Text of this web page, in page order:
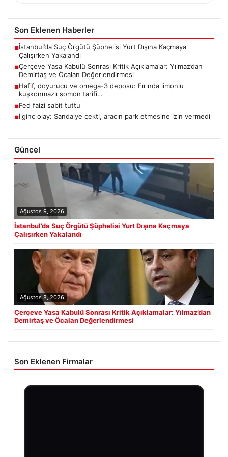
Son Eklenen Haberler
■İstanbul’da Suç Örgütü Şüphelisi Yurt Dışına Kaçmaya
Çalışırken Yakalandı
■Çerçeve Yasa Kabulü Sonrası Kritik Açıklamalar: Yılmaz’dan
Demirtaş ve Öcalan Değerlendirmesi
■Hafif, doyurucu ve omega-3 deposu: Fırında limonlu
kuşkonmazlı somon tarifi…
■Fed faizi sabit tuttu
■İlginç olay: Sandalye çekti, aracın park etmesine izin vermedi
Güncel
Ağustos 9, 2026
İstanbul’da Suç Örgütü Şüphelisi Yurt Dışına Kaçmaya
Çalışırken Yakalandı
Ağustos 8, 2026
Çerçeve Yasa Kabulü Sonrası Kritik Açıklamalar: Yılmaz’dan
Demirtaş ve Öcalan Değerlendirmesi
Son Eklenen Firmalar